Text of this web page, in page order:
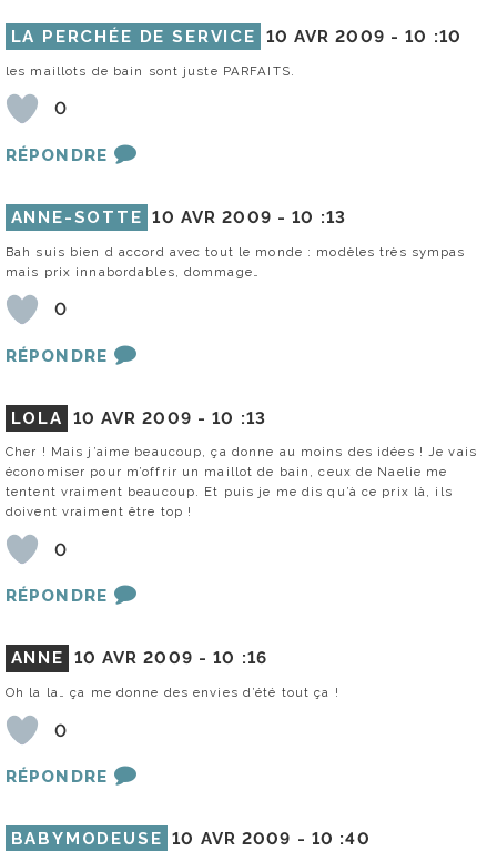
LA PERCHÉE DE SERVICE 10 AVR 2009 -10 :10
les maillots de bain sont juste PARFAITS.
0
RÉPONDRE
ANNE-SOTTE 10 AVR 2009 -10 :13
Bah suis bien d accord avec tout le monde : modèles très sympas
mais prix innabordables, dommage…
0
RÉPONDRE
LOLA 10 AVR 2009 -10 :13
Cher ! Mais j’aime beaucoup, ça donne au moins des idées ! Je vais
économiser pour m’offrir un maillot de bain, ceux de Naelie me
tentent vraiment beaucoup. Et puis je me dis qu’à ce prix là, ils
doivent vraiment être top !
0
RÉPONDRE
ANNE 10 AVR 2009 -10 :16
Oh la la… ça me donne des envies d’été tout ça !
0
RÉPONDRE
BABYMODEUSE 10 AVR 2009 - 10 :40